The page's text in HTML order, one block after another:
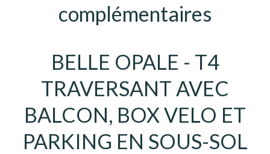
complémentaires
BELLE OPALE - T4
TRAVERSANT AVEC
BALCON, BOX VELO ET
PARKING EN SOUS-SOL